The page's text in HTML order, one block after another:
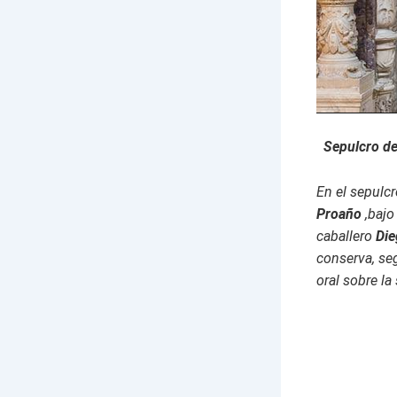
Sepulcro
En el
Proaño
caballero
conserva,
oral sobre la